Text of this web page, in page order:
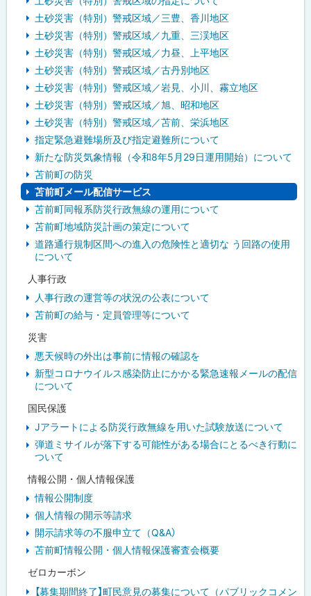
土砂災害（特別）警戒区域／三豊、香川地区
土砂災害（特別）警戒区域／九重、三渓地区
土砂災害（特別）警戒区域／力昼、上平地区
土砂災害（特別）警戒区域／古丹別地区
土砂災害（特別）警戒区域／岩見、小川、霧立地区
土砂災害（特別）警戒区域／旭、昭和地区
土砂災害（特別）警戒区域／苫前、栄浜地区
指定緊急避難場所及び指定避難所について
新たな防災気象情報（令和8年5月29日運用開始）について
苫前町の防災
苫前町メール配信サービス
苫前町同報系防災行政無線の運用について
苫前町地域防災計画の策定について
道路通行規制区間への進入の危険性と適切な う回路の使用
について
人事行政
人事行政の運営等の状況の公表について
苫前町の給与・定員管理等について
災害
悪天候時の外出は事前に情報の確認を
新型コロナウイルス感染防止にかかる緊急速報メールの配信
について
国民保護
Jアラートによる防災行政無線を用いた試験放送について
弾道ミサイルが落下する可能性がある場合にとるべき行動に
ついて
情報公開・個人情報保護
情報公開制度
個人情報の開示等請求
開示請求等の不服申立て（Q&A）
苫前町情報公開・個人情報保護審査会概要
ゼロカーボン
【募集期間終了】町民意見の募集について（パブリックコメン